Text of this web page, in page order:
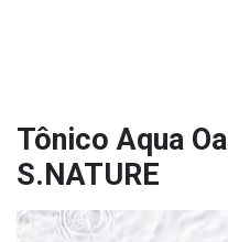
Tônico Aqua
S.NATURE